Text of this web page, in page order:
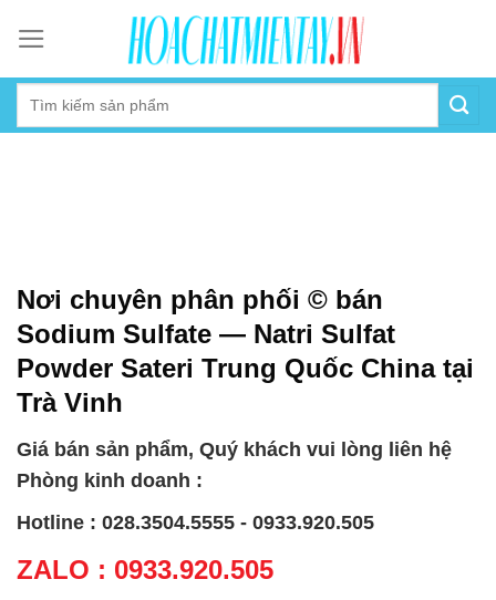
content
Nơi chuyên phân phối © bán
Sodium Sulfate — Natri Sulfat
Powder Sateri Trung Quốc China tại
Trà Vinh
Giá bán sản phẩm, Quý khách vui lòng liên hệ
Phòng kinh doanh :
Hotline : 028.3504.5555 - 0933.920.505
ZALO : 0933.920.505